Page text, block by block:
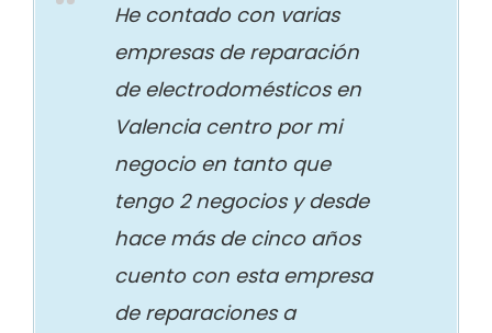
He contado con varias
empresas de reparación
de electrodomésticos en
Valencia centro por mi
negocio en tanto que
tengo 2 negocios y desde
hace más de cinco años
cuento con esta empresa
de reparaciones a